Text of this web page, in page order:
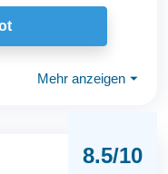
Mehr anzeigen ⏷
8.5/10